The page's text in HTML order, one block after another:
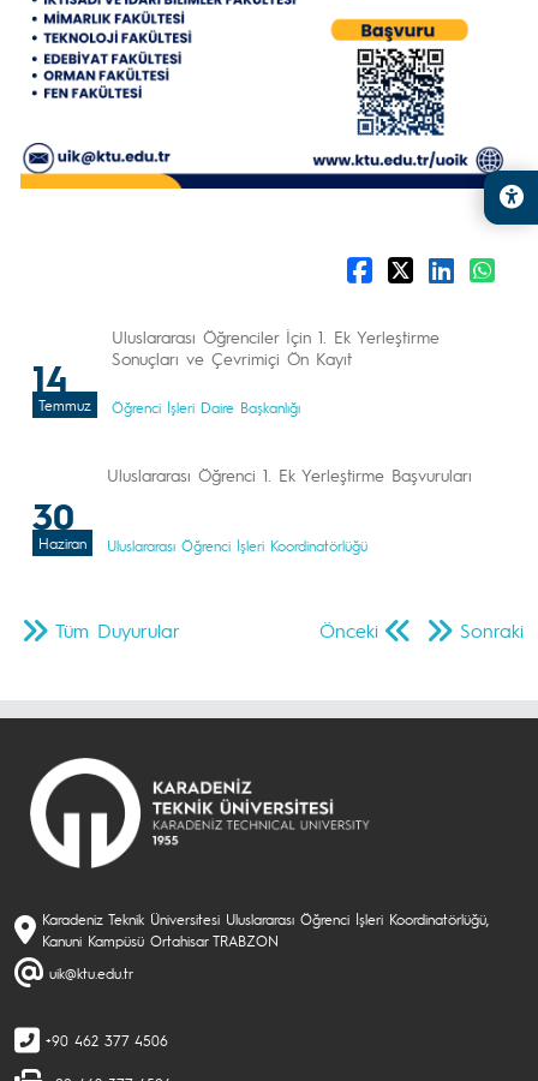
14
Temmuz
Uluslararası Öğrenciler İçin 1. Ek Yerleştirme
Sonuçları ve Çevrimiçi Ön Kayıt
Öğrenci İşleri Daire Başkanlığı
30
Haziran
Uluslararası Öğrenci 1. Ek Yerleştirme Başvuruları
Uluslararası Öğrenci İşleri Koordinatörlüğü
Önceki Sonraki
Tüm Duyurular
Karadeniz Teknik Üniversitesi Uluslararası Öğrenci İşleri Koordinatörlüğü,
Kanuni Kampüsü Ortahisar TRABZON
uik@ktu.edu.tr
+90 462 377 4506